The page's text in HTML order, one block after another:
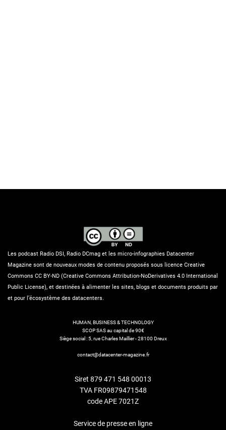
Les podcast Radio DSI, Radio DCmag et les micro-infographies Datacenter
Magazine sont de nouveaux modes de contenu proposés sous licence Creative
Commons CC BY-ND (Creative Commons Attribution-NoDerivatives 4.0 International
Public License), et destinées à alimenter les sites, blogs et documents produits par
et pour l’écosystème des datacenters.
HUMAN, BUSINESS & TECHNOLOGY
SCOP SAS au capital de 90€
Siège social : 5, rue Charles Maillier - 28100 Dreux
contact@datacenter-magazine.fr
Siret 879 471 548 00013
TVA FR09879471548
code APE 7021Z
Service de presse en ligne